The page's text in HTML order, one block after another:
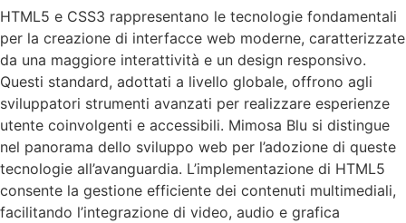
HTML5 e CSS3 rappresentano le tecnologie fondamentali
per la creazione di interfacce web moderne, caratterizzate
da una maggiore interattività e un design responsivo.
Questi standard, adottati a livello globale, offrono agli
sviluppatori strumenti avanzati per realizzare esperienze
utente coinvolgenti e accessibili. Mimosa Blu si distingue
nel panorama dello sviluppo web per l’adozione di queste
tecnologie all’avanguardia. L’implementazione di HTML5
consente la gestione efficiente dei contenuti multimediali,
facilitando l’integrazione di video, audio e grafica